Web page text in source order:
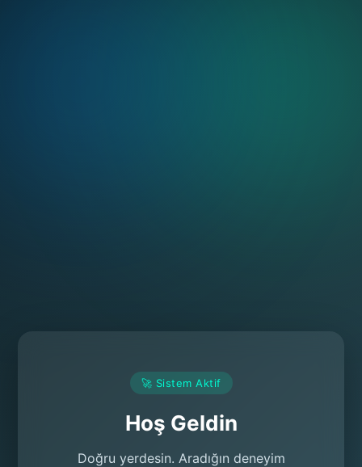
🚀 Sistem Aktif
Hoş Geldin
Doğru yerdesin. Aradığın deneyim